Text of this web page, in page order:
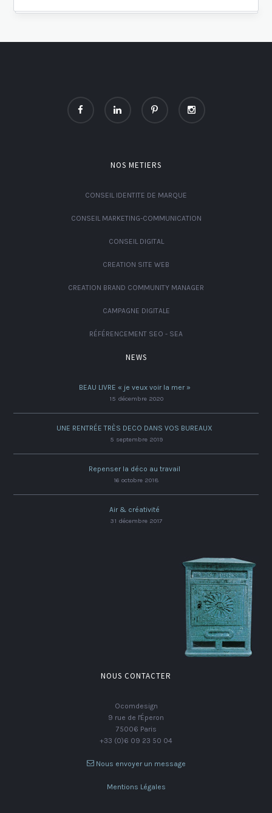
NOS METIERS
CONSEIL IDENTITE DE MARQUE
CONSEIL MARKETING-COMMUNICATION
CONSEIL DIGITAL
CREATION SITE WEB
CREATION BRAND COMMUNITY MANAGER
CAMPAGNE DIGITALE
RÉFÉRENCEMENT SEO - SEA
NEWS
BEAU LIVRE « je veux voir la mer »
15 décembre 2020
UNE RENTRÉE TRÈS DECO DANS VOS BUREAUX
5 septembre 2019
Repenser la déco au travail
16 octobre 2018
Air & créativité
31 décembre 2017
NOUS CONTACTER
Ocomdesign
9 rue de l'Éperon
75006 Paris
+33 (0)6 09 23 50 04
Nous envoyer un message
Mentions Légales